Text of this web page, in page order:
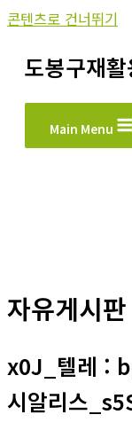
콘텐츠로 건너뛰기
도봉구재
Main Menu
자유게시판
x0J_텔레 :
시알리스